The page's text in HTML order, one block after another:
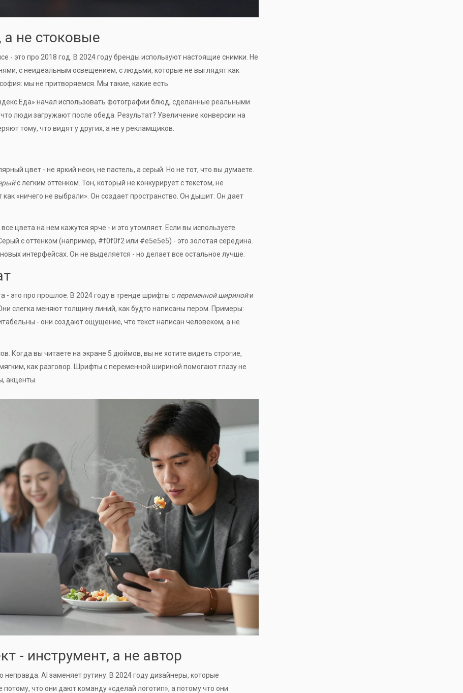
не стоковые
это про 2018 год. В 2024 году бренды используют настоящие снимки. Не
с неидеальным освещением, с людьми, которые не выглядят как
мы не притворяемся. Мы такие, какие есть.
начал использовать фотографии блюд, сделанные реальными
люди загружают после обеда. Результат? Увеличение конверсии на
тому, что видят у других, а не у рекламщиков.
цвет - не яркий неон, не пастель, а серый. Но не тот, что вы думаете.
с легким оттенком. Тон, который не конкурирует с текстом, не
как «ничего не выбрали». Он создает пространство. Он дышит. Он дает
цвета на нем кажутся ярче - и это утомляет. Если вы используете
с оттенком (например, #f0f0f2 или #e5e5e5) - это золотая середина.
интерфейсах. Он не выделяется - но делает все остальное лучше.
- это про прошлое. В 2024 году в тренде шрифты с переменной ширинойи
слегка меняют толщину линий, как будто написаны пером. Примеры:
- они создают ощущение, что текст написан человеком, а не
Когда вы читаете на экране 5 дюймов, вы не хотите видеть строгие,
как разговор. Шрифты с переменной шириной помогают глазу не
акценты.
- инструмент, а не автор
AI заменяет рутину. В 2024 году дизайнеры, которые
что они дают команду «сделай логотип», а потому что они